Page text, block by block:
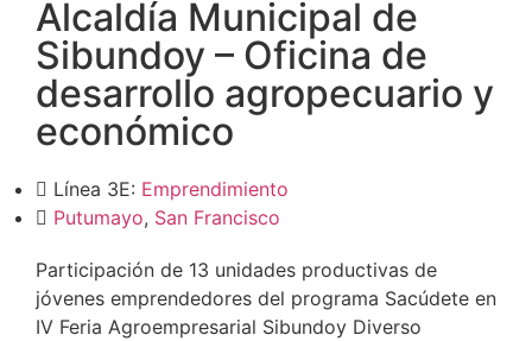
Alcaldía Municipal de
Sibundoy – Oficina de
desarrollo agropecuario y
económico
Línea 3E: Emprendimiento
Putumayo, San Francisco
Participación de 13 unidades productivas de
jóvenes emprendedores del programa Sacúdete en
IV Feria Agroempresarial Sibundoy Diverso